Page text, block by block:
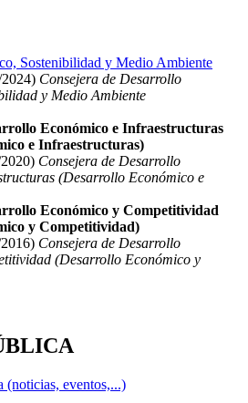
Sostenibilidad y Medio Ambiente
Consejera de Desarrollo
y Medio Ambiente
Económico e Infraestructuras
e Infraestructuras)
Consejera de Desarrollo
(Desarrollo Económico e
Económico y Competitividad
y Competitividad)
Consejera de Desarrollo
(Desarrollo Económico y
(noticias, eventos,...)